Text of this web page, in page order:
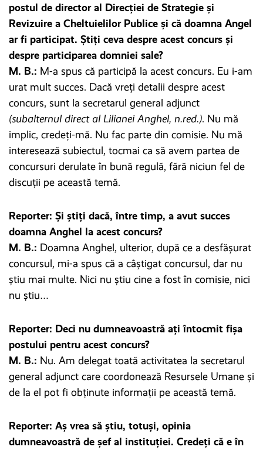
postul de director al Direcției de Strategie și
Revizuire a Cheltuielilor Publice și că doamna Angel
ar fi participat. Știți ceva despre acest concurs și
despre participarea domniei sale?
M. B.: M-a spus că participă la acest concurs. Eu i-am
urat mult succes. Dacă vreți detalii despre acest
concurs, sunt la secretarul general adjunct
(subalternul direct al Lilianei Anghel, n.red.). Nu mă
implic, credeți-mă. Nu fac parte din comisie. Nu mă
interesează subiectul, tocmai ca să avem partea de
concursuri derulate în bună regulă, fără niciun fel de
discuții pe această temă.
Reporter: Și știți dacă, între timp, a avut succes
doamna Anghel la acest concurs?
M. B.: Doamna Anghel, ulterior, după ce a desfășurat
concursul, mi-a spus că a câștigat concursul, dar nu
știu mai multe. Nici nu știu cine a fost în comisie, nici
nu știu…
Reporter: Deci nu dumneavoastră ați întocmit fișa
postului pentru acest concurs?
M. B.: Nu. Am delegat toată activitatea la secretarul
general adjunct care coordonează Resursele Umane și
de la el pot fi obținute informații pe această temă.
Reporter: Aș vrea să știu, totuși, opinia
dumneavoastră de șef al instituției. Credeți că e în